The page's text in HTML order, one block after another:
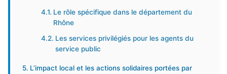
Le rôle spécifique dans le département du
Rhône
Les services privilégiés pour les agents du
service public
L’impact local et les actions solidaires portées par